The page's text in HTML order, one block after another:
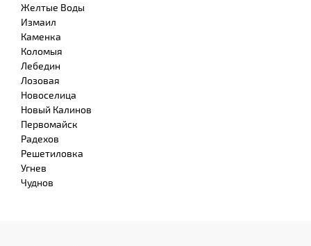
Желтые Воды
Измаил
Каменка
Коломыя
Лебедин
Лозовая
Новоселица
Новый Калинов
Первомайск
Радехов
Решетиловка
Угнев
Чуднов